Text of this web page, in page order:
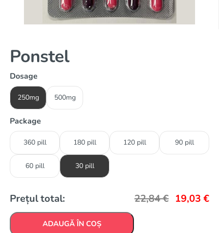
Ponstel
Dosage
250mg 500mg
Package
360 pill 180 pill 120 pill 90 pill
60 pill 30 pill
Prețul total: 22,84€ 19,03 €
ADAUGĂ ÎN COȘ